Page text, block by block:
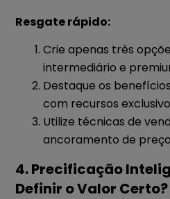
Resgate rápido:
Crie apenas três
intermediário e
Destaque os
com recursos
Utilize técnicas de
ancoramento de
4. Precificação
Definir o Valor Certo?